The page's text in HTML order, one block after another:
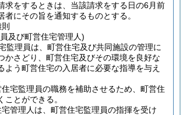
求をするときは、当該請求をする日の6月前
者にその旨を通知するものとする。
及び町営住宅管理人)
監理員は、町営住宅及び共同施設の管理に
かさどり、町営住宅及びその環境を良好な
よう町営住宅の入居者に必要な指導を与え
宅監理員の職務を補助させるため、町営住
ことができる。
管理人は、町営住宅監理員の指揮を受け